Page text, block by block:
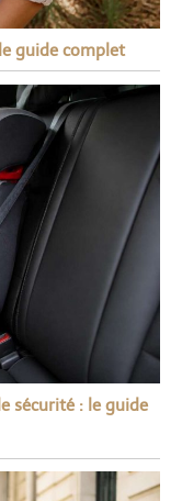
guide complet
sécurité : le guide